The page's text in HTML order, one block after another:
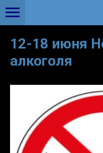
12-18 июня
алкоголя